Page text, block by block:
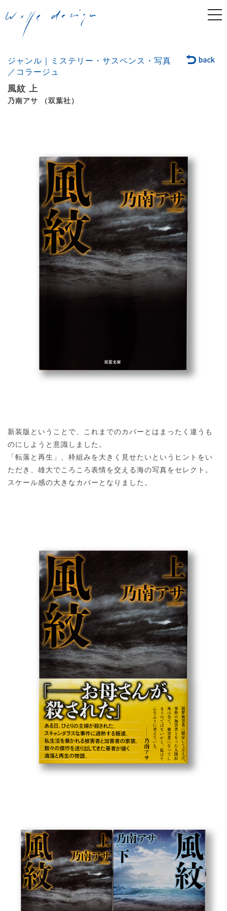
ジャンル｜ミステリー・サスペンス・写真
／コラージュ
風紋 上
乃南アサ （双葉社）
新装版ということで、これまでのカバーとはまったく違うも
のにしようと意識しました。
「転落と再生」、枠組みを大きく見せたいというヒントをい
ただき、雄大でころころ表情を交える海の写真をセレクト。
スケール感の大きなカバーとなりました。